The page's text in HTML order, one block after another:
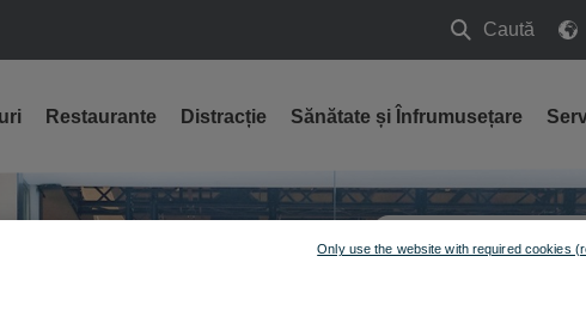
Caută
Caută
GĂSEȘTE
Restaurante Distracție Sănătate și Înfrumusețare
Only use the website with required cookies